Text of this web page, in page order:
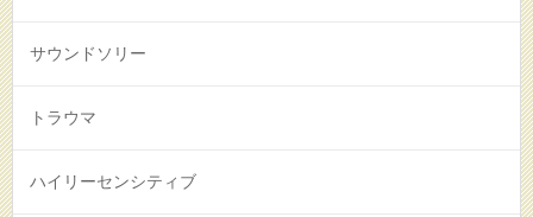
サウンドソリー
トラウマ
ハイリーセンシティブ